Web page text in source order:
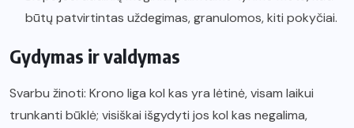
būtų patvirtintas uždegimas, granulomos, kiti pokyčiai.
Gydymas ir valdymas
Svarbu žinoti: Krono liga kol kas yra lėtinė, visam laikui
trunkanti būklė; visiškai išgydyti jos kol kas negalima,